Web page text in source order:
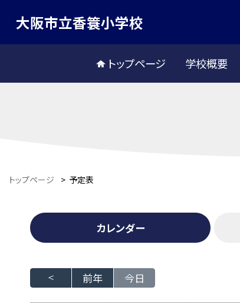
大阪市立香簑小学校
トップページ 学校概要
トップページ > 予定表
カレンダー
前年 今日